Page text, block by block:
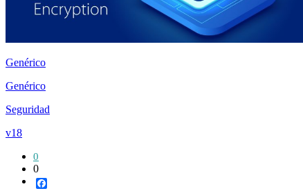
Genérico
Genérico
Seguridad
v18
0
0